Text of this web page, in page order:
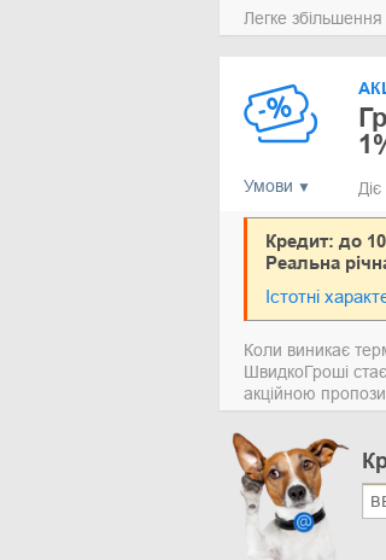
Легке
Умови
Кредит: до
Реальна
Істотні
Коли виникає
ШвидкоГроші
акційною